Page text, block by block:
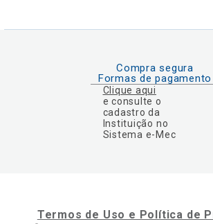
Compra segura
Formas de pagamento
Clique aqui
e consulte o
cadastro da
Instituição no
Sistema e-Mec
Termos de Uso e Política de